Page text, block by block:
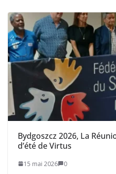
Bydgoszcz 2026, La
d’été de Virtus
15 mai 2026 0